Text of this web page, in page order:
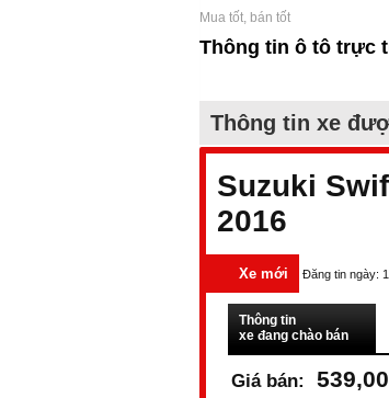
Mua tốt, bán tốt
Thông tin ô tô trực
Thông tin xe
Suzuki
2016
Xe mới Đăng tin ngày:
Thông tin
xe đang chào bán
Giá bán: